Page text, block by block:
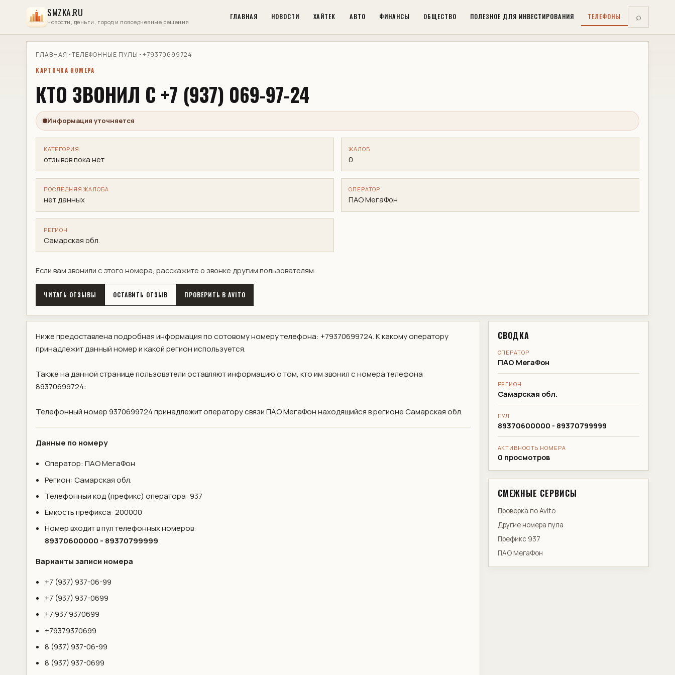
SMZKA.RU
новости, деньги, город и повседневные решения
ГЛАВНАЯ НОВОСТИ ХАЙТЕК АВТО ФИНАНСЫ ОБЩЕСТВО ПОЛЕЗНОЕ ДЛЯ ИНВЕСТИРОВАНИЯ ТЕЛЕФОНЫ ⌕
ГЛАВНАЯ •ТЕЛЕФОННЫЕ ПУЛЫ •+79370699724
КАРТОЧКА НОМЕРА
КТО ЗВОНИЛ С +7 (937) 069-97-24
Информация уточняется
КАТЕГОРИЯ
отзывов пока нет
ЖАЛОБ
0
ПОСЛЕДНЯЯ ЖАЛОБА
нет данных
ОПЕРАТОР
ПАО МегаФон
РЕГИОН
Самарская обл.
Если вам звонили с этого номера, расскажите о звонке другим пользователям.
ЧИТАТЬ ОТЗЫВЫ ОСТАВИТЬ ОТЗЫВ ПРОВЕРИТЬ В AVITO
Ниже предоставлена подробная информация по сотовому номеру телефона: +79370699724. К какому оператору
принадлежит данный номер и какой регион используется.
Также на данной странице пользователи оставляют информацию о том, кто им звонил с номера телефона
89370699724:
Телефонный номер 9370699724 принадлежит оператору связи ПАО МегаФон находящийся в регионе Самарская обл.
Данные по номеру
Оператор: ПАО МегаФон
Регион: Самарская обл.
Телефонный код (префикс) оператора: 937
Емкость префикса: 200000
Номер входит в пул телефонных номеров:
89370600000 - 89370799999
Варианты записи номера
+7 (937) 937-06-99
+7 (937) 937-0699
+7 937 9370699
+79379370699
8 (937) 937-06-99
8 (937) 937-0699
СВОДКА
ОПЕРАТОР
ПАО МегаФон
РЕГИОН
Самарская обл.
ПУЛ
89370600000 - 89370799999
АКТИВНОСТЬ НОМЕРА
0 просмотров
СМЕЖНЫЕ СЕРВИСЫ
Проверка по Avito
Другие номера пула
Префикс 937
ПАО МегаФон